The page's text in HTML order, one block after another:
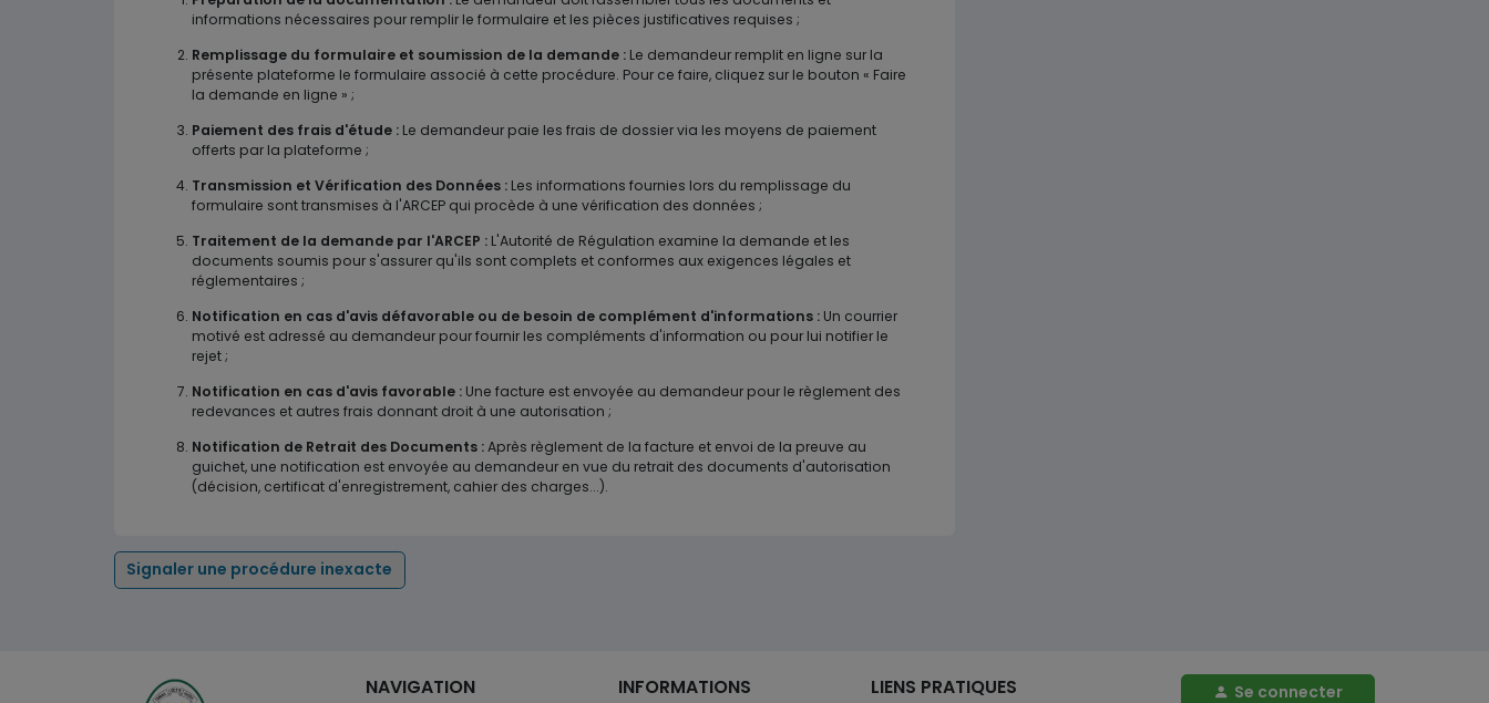
informations nécessaires pour remplir le formulaire et les pièces justificatives requises ;
Remplissage du formulaire et soumission de la demande :Le demandeur remplit en ligne sur la
présente plateforme le formulaire associé à cette procédure. Pour ce faire, cliquez sur le bouton « Faire
la demande en ligne » ;
Paiement des frais d'étude :Le demandeur paie les frais de dossier via les moyens de paiement
offerts par la plateforme ;
Transmission et Vérification des Données :Les informations fournies lors du remplissage du
formulaire sont transmises à l'ARCEP qui procède à une vérification des données ;
Traitement de la demande par l'ARCEP :L'Autorité de Régulation examine la demande et les
documents soumis pour s'assurer qu'ils sont complets et conformes aux exigences légales et
réglementaires ;
Notification en cas d'avis défavorable ou de besoin de complément d'informations :Un courrier
motivé est adressé au demandeur pour fournir les compléments d'information ou pour lui notifier le
rejet ;
Notification en cas d'avis favorable :Une facture est envoyée au demandeur pour le règlement des
redevances et autres frais donnant droit à une autorisation ;
Notification de Retrait des Documents :Après règlement de la facture et envoi de la preuve au
guichet, une notification est envoyée au demandeur en vue du retrait des documents d'autorisation
(décision, certificat d'enregistrement, cahier des charges...).
Signaler une procédure inexacte
NAVIGATION INFORMATIONS LIENS PRATIQUES Se connecter